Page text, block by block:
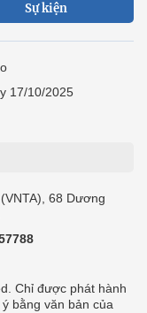
Sự kiện
17/10/2025
68 Dương
Chỉ được phát hành
bằng văn bản của